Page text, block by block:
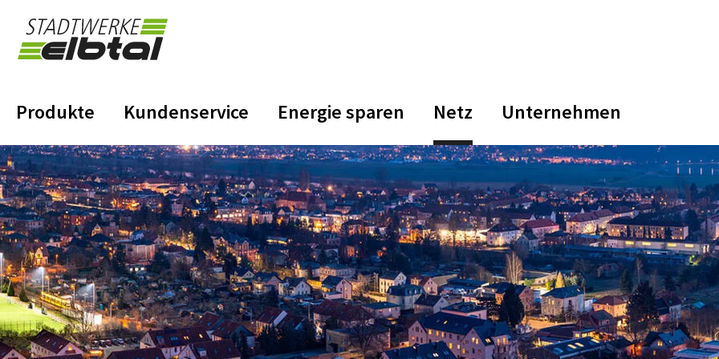
Inhalt
Produkte Kundenservice Energie sparen Netz Unternehmen